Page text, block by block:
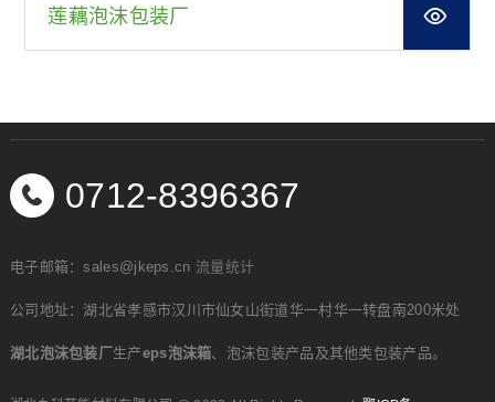
莲藕泡沫包装厂
0712-8396367
电子邮箱：sales@jkeps.cn 流量统计
公司地址：湖北省孝感市汉川市仙女山街道华一村华一转盘南200米处
湖北泡沫包装厂生产eps泡沫箱、泡沫包装产品及其他类包装产品。